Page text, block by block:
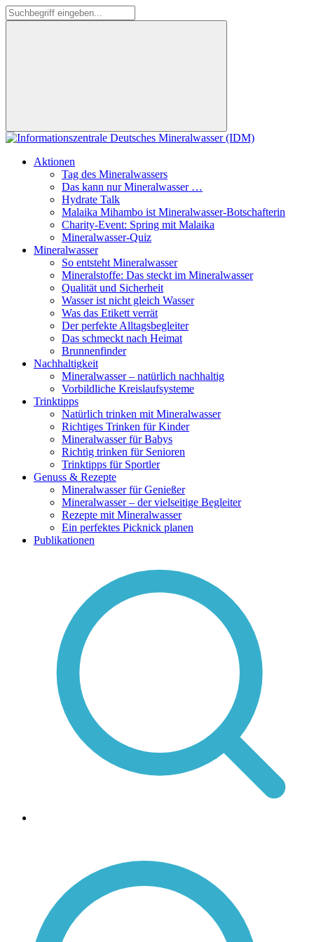
Aktionen
Tag des Mineralwassers
Das kann nur Mineralwasser …
Hydrate Talk
Malaika Mihambo ist Mineralwasser-Botschafterin
Charity-Event: Spring mit Malaika
Mineralwasser-Quiz
Mineralwasser
So entsteht Mineralwasser
Mineralstoffe: Das steckt im Mineralwasser
Qualität und Sicherheit
Wasser ist nicht gleich Wasser
Was das Etikett verrät
Der perfekte Alltagsbegleiter
Das schmeckt nach Heimat
Brunnenfinder
Nachhaltigkeit
Mineralwasser – natürlich nachhaltig
Vorbildliche Kreislaufsysteme
Trinktipps
Natürlich trinken mit Mineralwasser
Richtiges Trinken für Kinder
Mineralwasser für Babys
Richtig trinken für Senioren
Trinktipps für Sportler
Genuss & Rezepte
Mineralwasser für Genießer
Mineralwasser – der vielseitige Begleiter
Rezepte mit Mineralwasser
Ein perfektes Picknick planen
Publikationen